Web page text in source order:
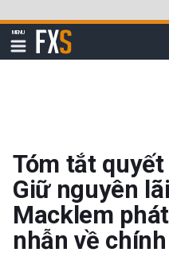
qua
đi
MENU
Hiển
thị
FXStreet
Tóm tắt
Giữ nguyên
Macklem
nhẫn về